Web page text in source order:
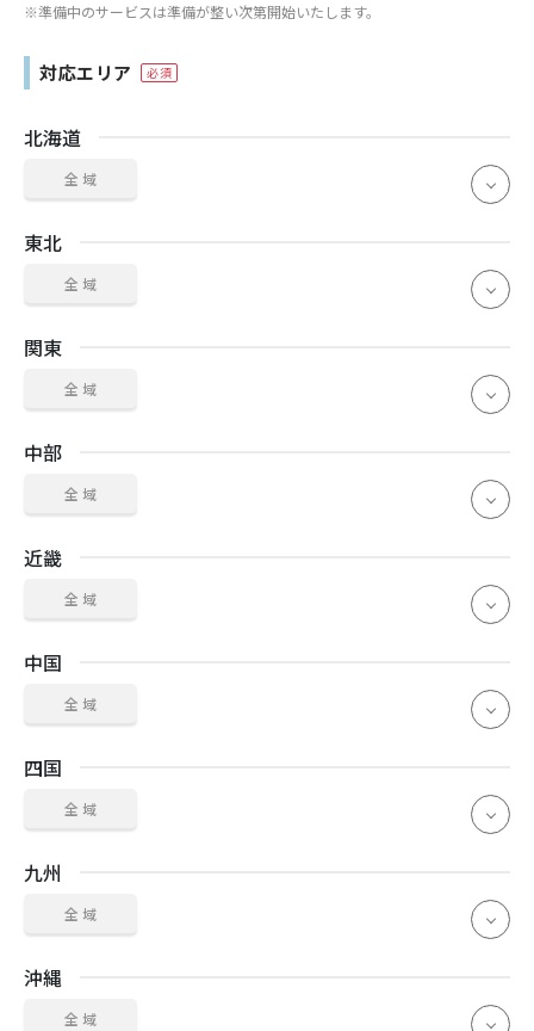
※準備中のサービスは準備が整い次第開始いたします。
対応エリア
北海道
全 域
東北
全 域
関東
全 域
中部
全 域
近畿
全 域
中国
全 域
四国
全 域
九州
全 域
沖縄
全 域